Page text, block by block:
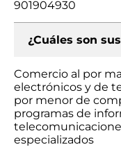
901904930
¿Cuáles son
Comercio al por
electrónicos y de
por menor de
programas de
especializados